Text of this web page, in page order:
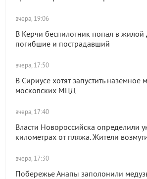
вчера, 19:06
В Керчи беспилотник попал в жилой
погибшие и пострадавший
вчера, 17:50
В Сириусе хотят запустить наземное
московских МЦД
вчера, 17:40
Власти Новороссийска определили
километрах от пляжа. Жители
вчера, 17:30
Побережье Анапы заполонили